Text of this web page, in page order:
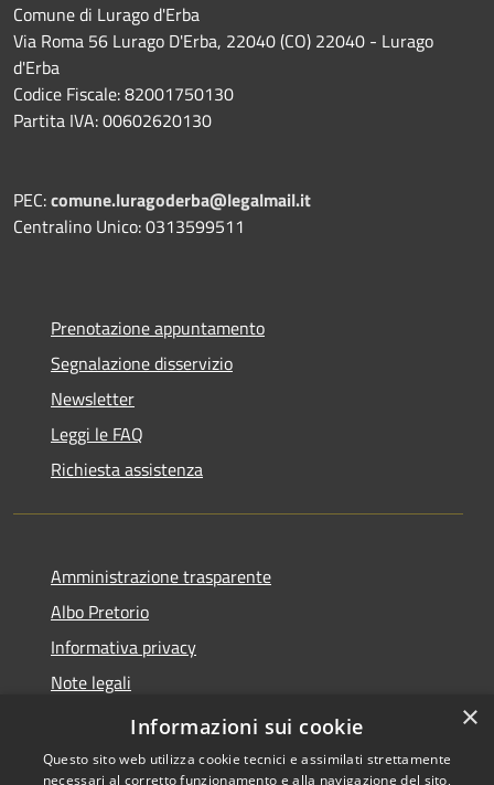
Comune di Lurago d'Erba
Via Roma 56 Lurago D'Erba, 22040 (CO) 22040 - Lurago
d'Erba
Codice Fiscale: 82001750130
Partita IVA: 00602620130
PEC:comune.luragoderba@legalmail.it
Centralino Unico: 0313599511
Prenotazione appuntamento
Segnalazione disservizio
Newsletter
Leggi le FAQ
Richiesta assistenza
Amministrazione trasparente
Albo Pretorio
Informativa privacy
Note legali
Dichiarazione di accessibilità
×
Informazioni sui cookie
Questo sito web utilizza cookie tecnici e assimilati strettamente
necessari al corretto funzionamento e alla navigazione del sito,